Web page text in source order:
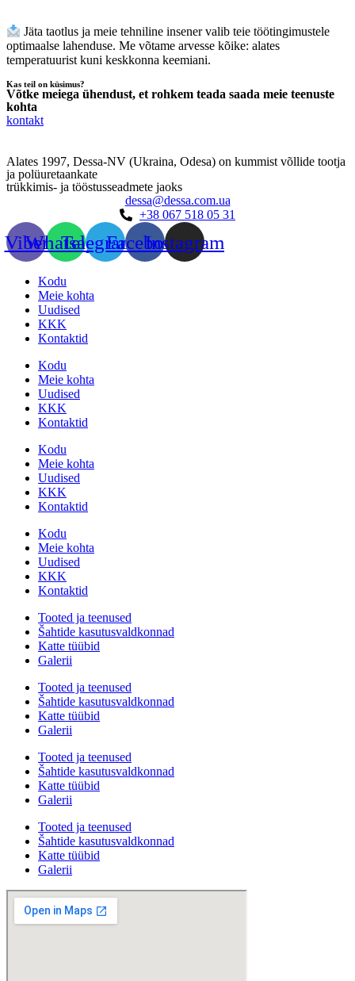
Jäta taotlus ja meie tehniline insener valib teie töötingimustele
optimaalse lahenduse. Me võtame arvesse kõike: alates
temperatuurist kuni keskkonna keemiani.
Kas teil on küsimus?
Võtke meiega ühendust, et rohkem teada saada meie teenuste
kohta
kontakt
Alates 1997, Dessa-NV (Ukraina, Odesa) on kummist võllide tootja
ja polüuretaankate
trükkimis- ja tööstusseadmete jaoks
dessa@dessa.com.ua
+38 067 518 05 31
ViberWhatsapp
Telegramm
FacebookInstagram
Kodu
Meie kohta
Uudised
KKK
Kontaktid
Kodu
Meie kohta
Uudised
KKK
Kontaktid
Kodu
Meie kohta
Uudised
KKK
Kontaktid
Kodu
Meie kohta
Uudised
KKK
Kontaktid
Tooted ja teenused
Šahtide kasutusvaldkonnad
Katte tüübid
Galerii
Tooted ja teenused
Šahtide kasutusvaldkonnad
Katte tüübid
Galerii
Tooted ja teenused
Šahtide kasutusvaldkonnad
Katte tüübid
Galerii
Tooted ja teenused
Šahtide kasutusvaldkonnad
Katte tüübid
Galerii